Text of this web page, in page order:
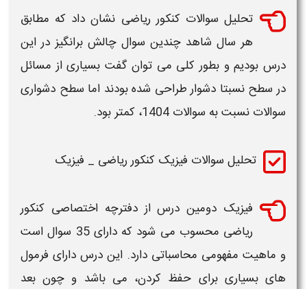
تحلیل سوالات کنکور ریاضی نشان داد که مطابق
هر سال شاهد چندین سوال چالش برانگیز در این
درس بودیم و بطور کلی می توان گفت بسیاری از مسائل
در سطحنسبتا دشوار طراحی شده بودند اما سطح دشواری
سوالات نسبت به سوالات 1404 ، کمتر بود.
تحلیل سوالات فیزیک کنکور ریاضی _ فیزیک
فیزیک دومین درس از دفترچه اختصاصی کنکور
ریاضی
محسوب می شود که دارای 35 سوال است
و ماهیت مفهومی محاسباتی دارد. این درس دارای فرمول
های بسیاری برای حفظ کردن، می باشد و چون بعد